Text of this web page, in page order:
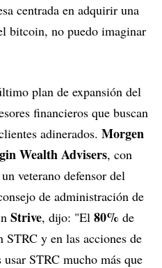
centrada en adquirir una
bitcoin, no puedo imaginar
plan de expansión del
financieros que buscan
adinerados. Morgen
Wealth Advisers, con
veterano defensor del
de administración de
Strive, dijo: "El 80% de
STRC y en las acciones de
STRC mucho más que